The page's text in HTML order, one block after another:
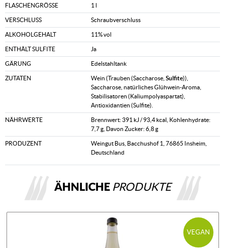
FLASCHENGRÖSSE 1 l
VERSCHLUSS Schraubverschluss
ALKOHOLGEHALT 11% vol
ENTHÄLT SULFITE Ja
GÄRUNG Edelstahltank
ZUTATEN Wein (Trauben (Saccharose,Sulfite)),
Saccharose, natürliches Glühwein-Aroma,
Stabilisatoren (Kaliumpolyaspartat),
Antioxidantien (Sulfite).
NÄHRWERTE
Brennwert: 391 kJ / 93,4 kcal, Kohlenhydrate:
7,7 g, Davon Zucker: 6,8 g
PRODUZENT
Weingut Bus, Bacchushof 1, 76865 Insheim,
Deutschland
ÄHNLICHE PRODUKTE
VEGAN